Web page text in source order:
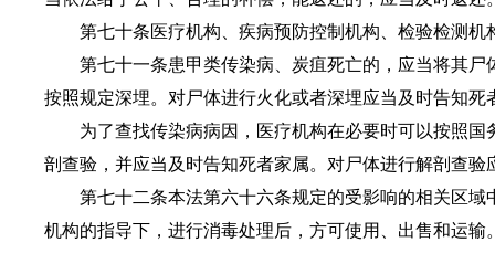
第七十条医疗机构、疾病预防控制机构、检验检测机
第七十一条患甲类传染病、炭疽死亡的，应当将其尸
按照规定深埋。对尸体进行火化或者深埋应当及时告知死
为了查找传染病病因，医疗机构在必要时可以按照国
剖查验，并应当及时告知死者家属。对尸体进行解剖查
第七十二条本法第六十六条规定的受影响的相关区域
机构的指导下，进行消毒处理后，方可使用、出售和运输